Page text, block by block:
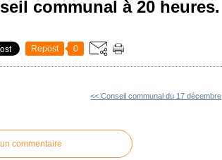
communal à 20 heures.
Repost 0
<< Conseil communal du 17 décembre
commentaire